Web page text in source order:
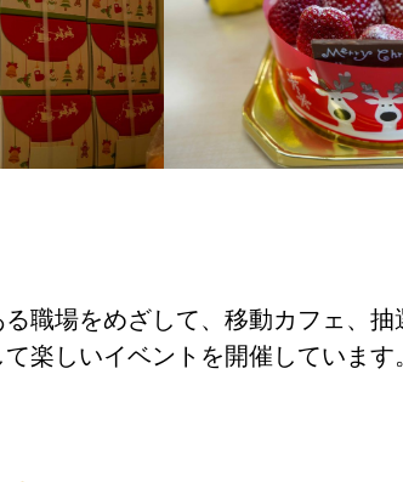
職場をめざして、移動カフェ、
楽しいイベントを開催しています